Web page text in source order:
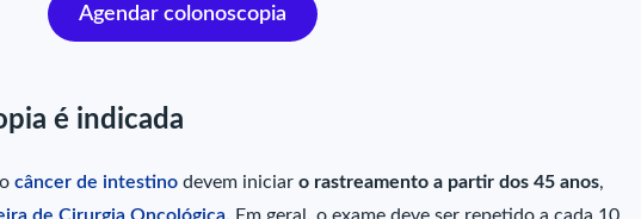
Agendar colonoscopia
é indicada
câncer de intestino devem iniciar o rastreamento a partir dos 45 anos,
de Cirurgia Oncológica. Em geral, o exame deve ser repetido a cada 10